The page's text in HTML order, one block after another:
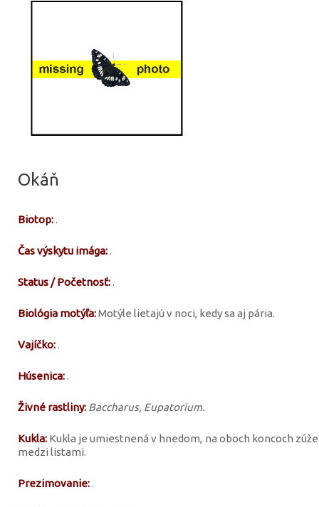
Okáň
Biotop:.
Čas výskytu imága:.
Status / Početnosť:.
Biológia motýľa:Motýle lietajú v noci, kedy sa aj pária.
Vajíčko:.
Húsenica:.
Živné rastliny: Baccharus, Eupatorium.
Kukla: Kukla je umiestnená v hnedom, na oboch koncoch
medzi listami.
Prezimovanie:.